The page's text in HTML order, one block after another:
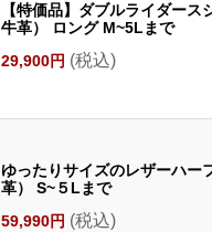
【特価品】ダブルライダース
牛革） ロング M~5Lまで
29,900円 (税込)
ゆったりサイズのレザーハー
革） S~５Lまで
59,990円 (税込)